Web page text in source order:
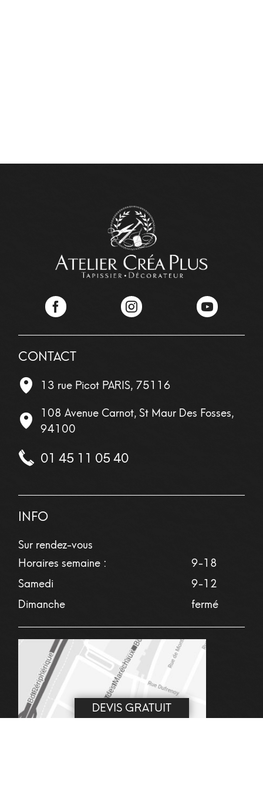
YouTube
CONTACT
13 rue Picot PARIS, 75116
108 Avenue Carnot, St Maur Des Fosses,
94100
01 45 11 05 40
INFO
Sur rendez-vous
Horaires semaine :
9-18
Samedi
9-12
Dimanche
fermé
DEVIS GRATUIT